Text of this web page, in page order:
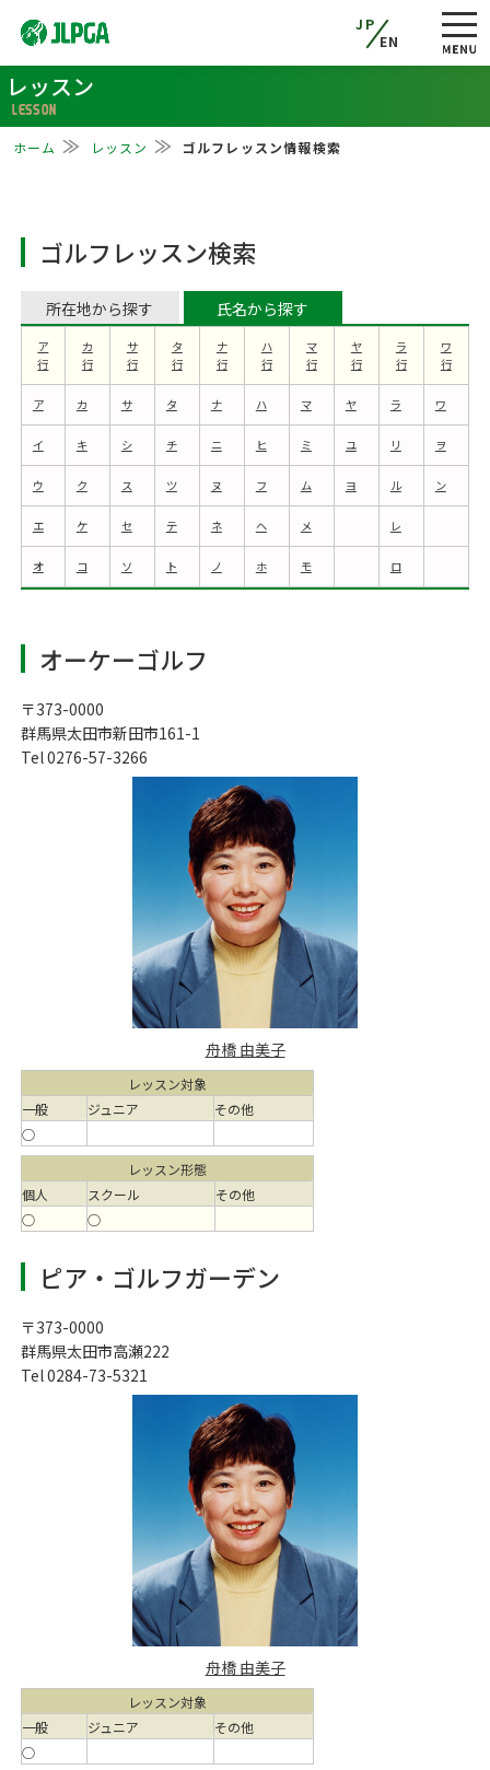
JP
EN
レッスン
LESSON
ホーム レッスン ゴルフレッスン情報検索
ゴルフレッスン検索
所在地から探す 氏名から探す
ア
行
カ
行
サ
行
タ
行
ナ
行
ハ
行
マ
行
ヤ
行
ラ
行
ワ
行
ア カ サ タ ナ ハ マ ヤ ラ ワ
イ キ シ チ ニ ヒ ミ ユ リ ヲ
ウ ク ス ツ ヌ フ ム ヨ ル ン
エ ケ セ テ ネ ヘ メ レ
オ コ ソ ト ノ ホ モ ロ
オーケーゴルフ
〒373-0000
群馬県太田市新田市161-1
Tel 0276-57-3266
舟橋 由美子
レッスン対象
一般
ジュニア
その他
○
レッスン形態
個人
スクール
その他
○
○
ピア・ゴルフガーデン
〒373-0000
群馬県太田市高瀬222
Tel 0284-73-5321
舟橋 由美子
レッスン対象
一般
ジュニア
その他
○